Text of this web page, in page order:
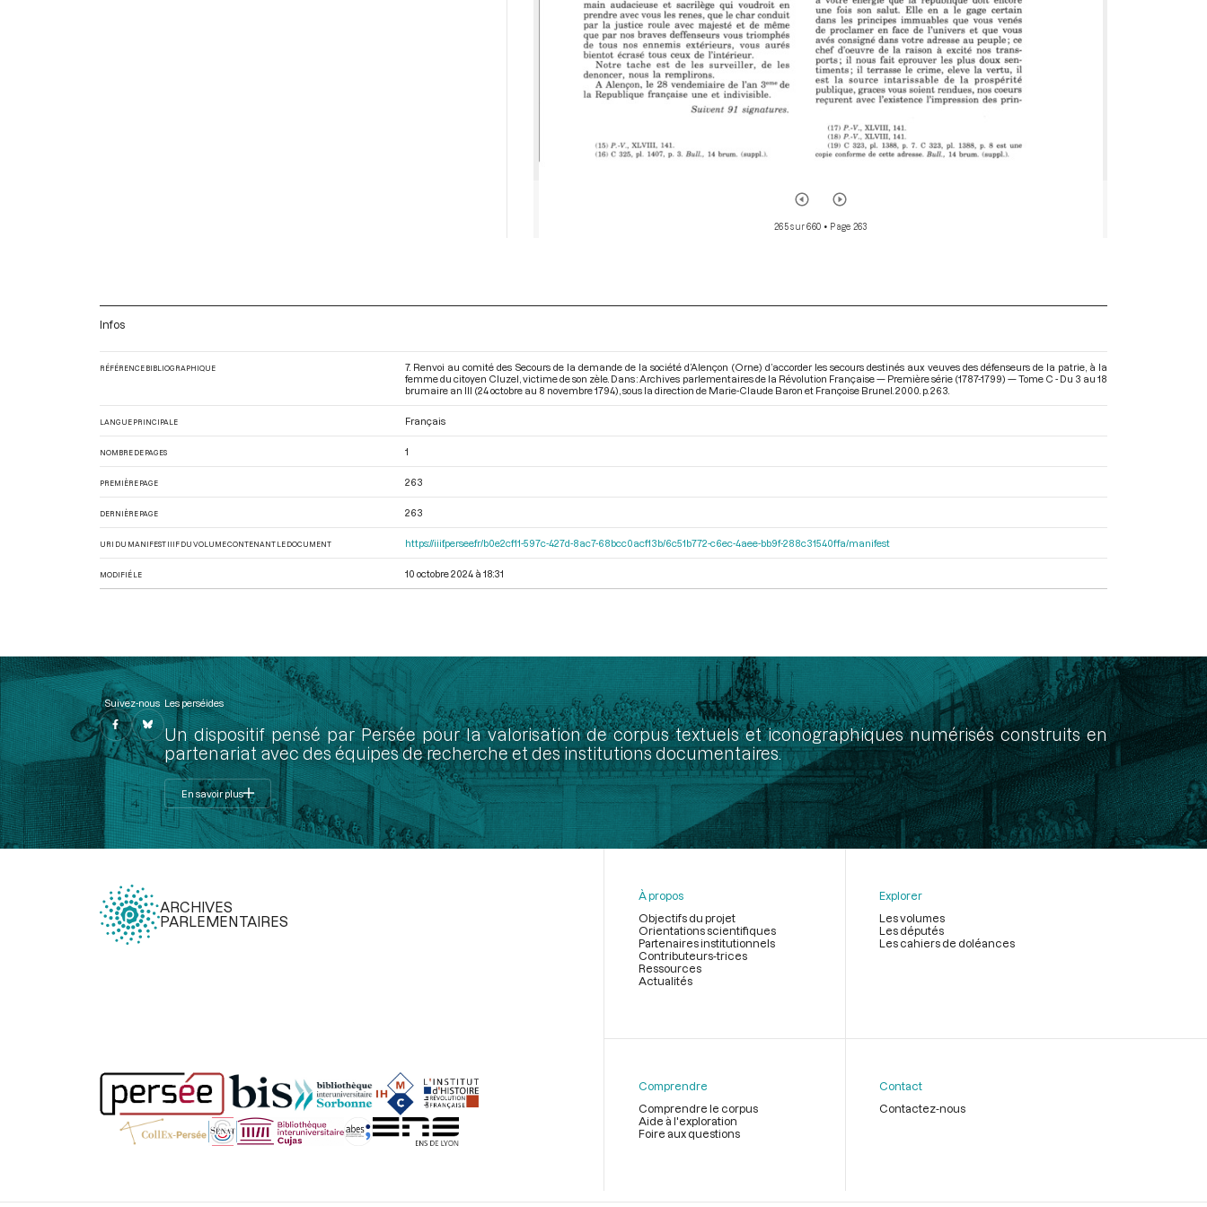
265 sur 660 • Page 263
Infos
RÉFÉRENCE BIBLIOGRAPHIQUE
7. Renvoi au comité des Secours de la demande de la société d’Alençon (Orne) d’accorder les secours destinés aux veuves des défenseurs de la patrie, à la
femme du citoyen Cluzel, victime de son zèle. Dans : Archives parlementaires de la Révolution Française — Première série (1787-1799) — Tome C - Du 3 au 18
brumaire an III (24 octobre au 8 novembre 1794) , sous la direction de Marie-Claude Baron et Françoise Brunel. 2000. p. 263.
LANGUE PRINCIPALE Français
NOMBRE DE PAGES 1
PREMIÈRE PAGE 263
DERNIÈRE PAGE 263
URI DU MANIFEST IIIF DU VOLUME CONTENANT LE DOCUMENT https://iiif.persee.fr/b0e2cf11-597c-427d-8ac7-68bcc0acf13b/6c51b772-c6ec-4aee-bb9f-288c31540ffa/manifest
MODIFIÉ LE 10 octobre 2024 à 18:31
Suivez-nous Les perséides
Un dispositif pensé par Persée pour la valorisation de corpus textuels et iconographiques numérisés construits en
partenariat avec des équipes de recherche et des institutions documentaires.
En savoir plus
ARCHIVES
PARLEMENTAIRES
page
À propos
Objectifs du projet
Orientations scientifiques
Partenaires institutionnels
Contributeurs-trices
Ressources
Actualités
Explorer
Les volumes
Les députés
Les cahiers de doléances
Comprendre
Comprendre le corpus
Aide à l'exploration
Foire aux questions
Contact
Contactez-nous
Légal